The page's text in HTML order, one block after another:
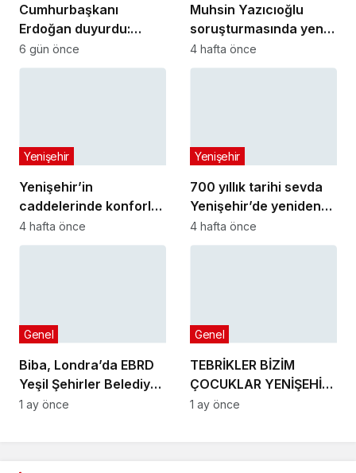
Cumhurbaşkanı
Erdoğan duyurdu:
Kiralık sosyal konut
projesi eylülde başlıyor
6 gün önce
Muhsin Yazıcıoğlu
soruşturmasında yeni
gelişme!
4 hafta önce
Yenişehir’in
caddelerinde konforlu
yolculuk
Yenişehir
4 hafta önce
700 yıllık tarihi sevda
Yenişehir’de yeniden
hayat buldu
Yenişehir
4 hafta önce
Biba, Londra’da EBRD
Yeşil Şehirler Belediye
Başkanları
Genel
1 ay önce
TEBRİKLER BİZİM
ÇOCUKLAR YENİŞEHİR’İ
MAKEDONYA’DA
Genel
1 ay önce